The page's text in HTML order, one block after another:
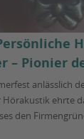
– Pionier
anlässlich
ehrte
den